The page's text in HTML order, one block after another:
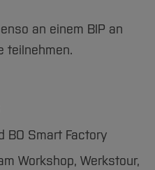
an einem BIP an
teilnehmen.
BO Smart Factory
Workshop, Werkstour,